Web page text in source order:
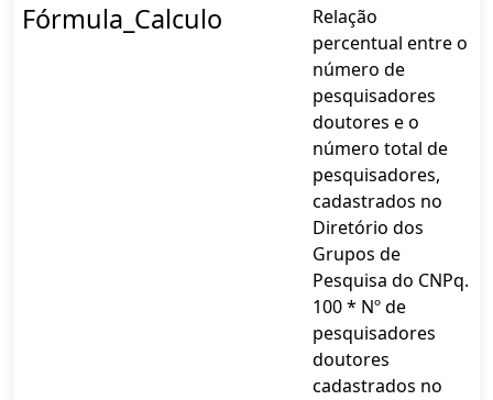
Fórmula_Calculo
Relação
percentual entre o
número de
pesquisadores
doutores e o
número total de
pesquisadores,
cadastrados no
Diretório dos
Grupos de
Pesquisa do CNPq.
100 * Nº de
pesquisadores
doutores
cadastrados no